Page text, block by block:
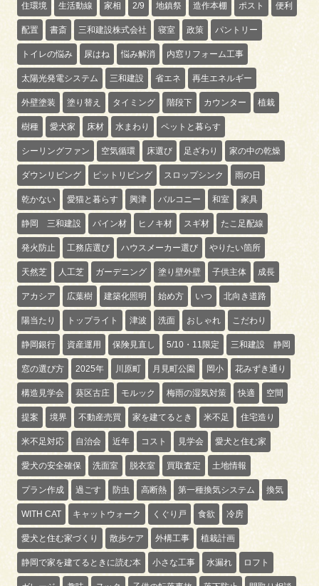
住環境 生活動線 家相 2/9 地鎮祭 造作本棚 ポスト 便利
配置 書斎 三和建設株式会社 寝室 政策 パントリー
トイレの悩み 尿はね 悩み解消 内窓リフォーム工事
太陽光発電システム 三和建設 省エネ 再生エネルギー
外壁塗装 塗り替え タイミング 階段下 カウンター 植栽
樹種 愛犬家 床材 水まわり ペットと暮らす
シーリングファン 空気循環 床選び 足ざわり 家の中の乾燥
ダウンリビング ピットリビング スロップシンク 雨の日
乾かない 愛猫と暮らす 興津 バルコニー 和室 家具
静岡 三和建設 パイン材 ヒノキ材 スギ材 たこ足配線
発火防止 工務店選び ハウスメーカー選び やりたい箇所
天然芝 人工芝 ガーデニング 塗り壁外壁 子供主体 成長
アカシア 広葉樹 建築化照明 始め方 いつ 北向き道路
陽当たり トップライト 津波 洗面 おしゃれ こだわり
静岡銀行 資産運用 保険見直し 5/10・11限定 三和建設 静岡
窓の選び方 2025年 川原町 月見町公園 岡小 花みずき通り
構造見学会 葵区古庄 モルック 梅雨の湿気対策 快適 空間
提案 境界 不動産売買 家を建てるとき 米不足 住宅造り
米不足対応 自治会 近年 コスト 見学会 愛犬と住む家
愛犬の安全確保 洗面室 脱衣室 買取査定 土地情報
プラン作成 過ごす 防虫 高断熱 第一種換気システム 換気
WITH CAT キャットウォーク くぐり戸 食欲 冷房
愛犬と住む家づくり 散歩ケア 外構工事 植栽計画
静岡で家を建てるときに読む本 小さな工事 水漏れ ロフト